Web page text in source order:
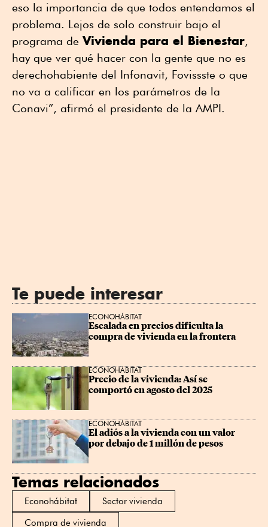
eso la importancia de que todos entendamos el
problema. Lejos de solo construir bajo el
programa deVivienda para el Bienestar,
hay que ver qué hacer con la gente que no es
derechohabiente del Infonavit, Fovissste o que
no va a calificar en los parámetros de la
Conavi”, afirmó el presidente de la AMPI.
Te puede interesar
ECONOHÁBITAT
Escalada en precios dificulta la
compra de vivienda en la frontera
ECONOHÁBITAT
Precio de la vivienda: Así se
comportó en agosto del 2025
ECONOHÁBITAT
El adiós a la vivienda con un valor
por debajo de 1 millón de pesos
Temas relacionados
Econohábitat
Sector vivienda
Compra de vivienda